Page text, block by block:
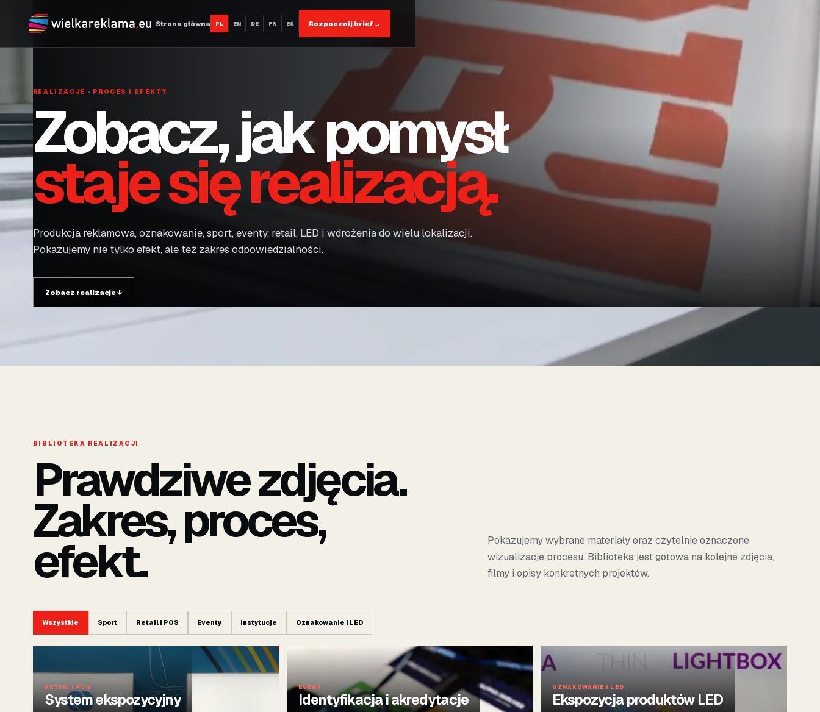
Strona główna PL EN DE FR ES Rozpocznij brief →
REALIZACJE · PROCES I EFEKTY
Zobacz, jak pomysł
staje się realizacją.
Produkcja reklamowa, oznakowanie, sport, eventy, retail, LED i wdrożenia do wielu lokalizacji.
Pokazujemy nie tylko efekt, ale też zakres odpowiedzialności.
Zobacz realizacje↓
BIBLIOTEKA REALIZACJI
Prawdziwe zdjęcia.
Zakres, proces,
efekt.
Pokazujemy wybrane materiały oraz czytelnie oznaczone
wizualizacje procesu. Biblioteka jest gotowa na kolejne zdjęcia,
filmy i opisy konkretnych projektów.
Wszystkie Sport Retail i POS Eventy Instytucje Oznakowanie i LED
RETAIL I POS
System ekspozycyjny
EVENT
Identyfikacja i akredytacje
OZNAKOWANIE I LED
Ekspozycja produktów LED